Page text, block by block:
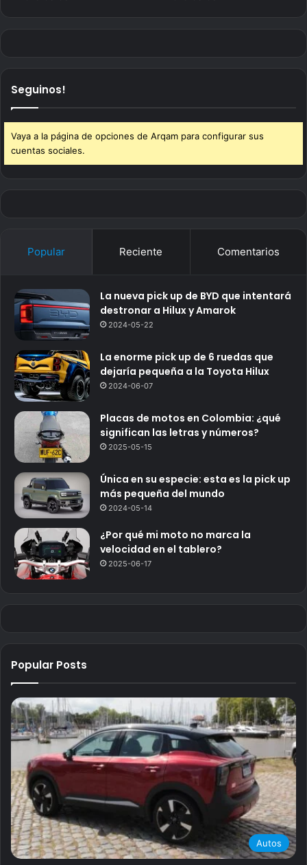
Seguinos!
Vaya a la página de opciones de Arqam para configurar sus
cuentas sociales.
Popular Reciente Comentarios
La nueva pick up de BYD que intentará
destronar a Hilux y Amarok
2024-05-22
La enorme pick up de 6 ruedas que
dejaría pequeña a la Toyota Hilux
2024-06-07
Placas de motos en Colombia: ¿qué
significan las letras y números?
2025-05-15
Única en su especie: esta es la pick up
más pequeña del mundo
2024-05-14
¿Por qué mi moto no marca la
velocidad en el tablero?
2025-06-17
Popular Posts
Autos